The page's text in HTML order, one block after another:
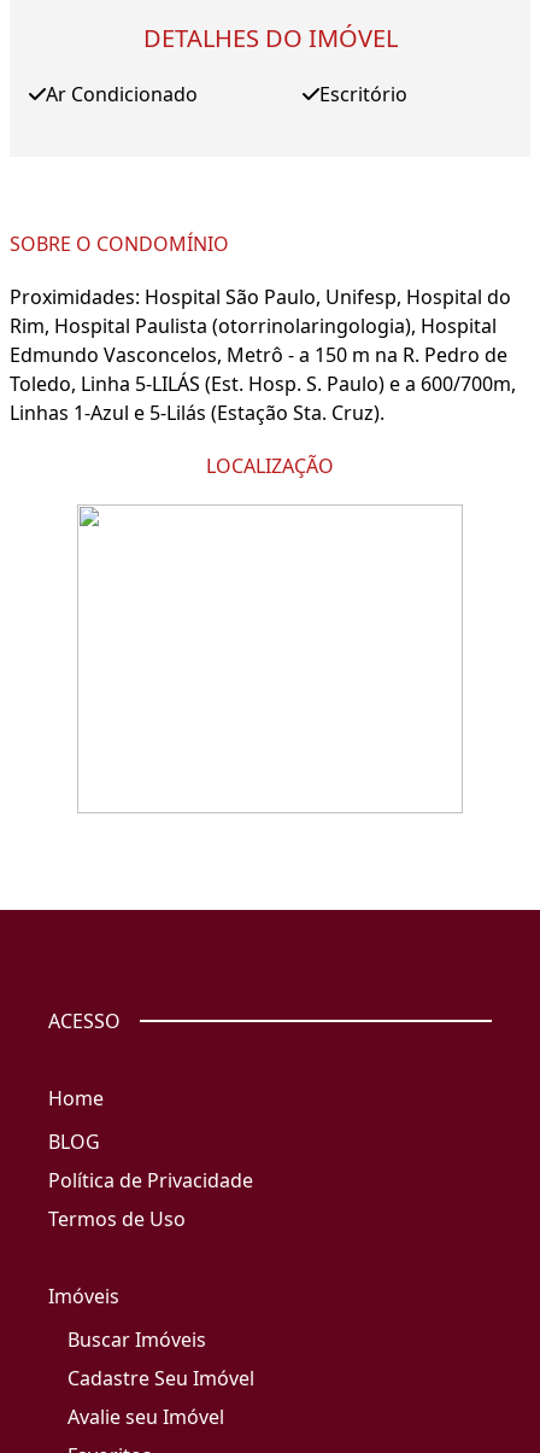
DETALHES DO IMÓVEL
Ar Condicionado Escritório
SOBRE O CONDOMÍNIO
Proximidades: Hospital São Paulo, Unifesp, Hospital do
Rim, Hospital Paulista (otorrinolaringologia), Hospital
Edmundo Vasconcelos, Metrô - a 150 m na R. Pedro de
Toledo, Linha 5-LILÁS (Est. Hosp. S. Paulo) e a 600/700m,
Linhas 1-Azul e 5-Lilás (Estação Sta. Cruz).
LOCALIZAÇÃO
ACESSO
Home
BLOG
Política de Privacidade
Termos de Uso
Imóveis
Buscar Imóveis
Cadastre Seu Imóvel
Avalie seu Imóvel